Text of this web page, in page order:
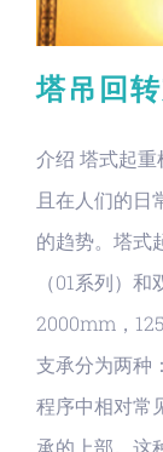
塔吊回
介绍 塔式起
且在人们的日
的趋势。塔式
（01系列）
2000mm，
支承分为两种
程序中相对常
承的上部。这